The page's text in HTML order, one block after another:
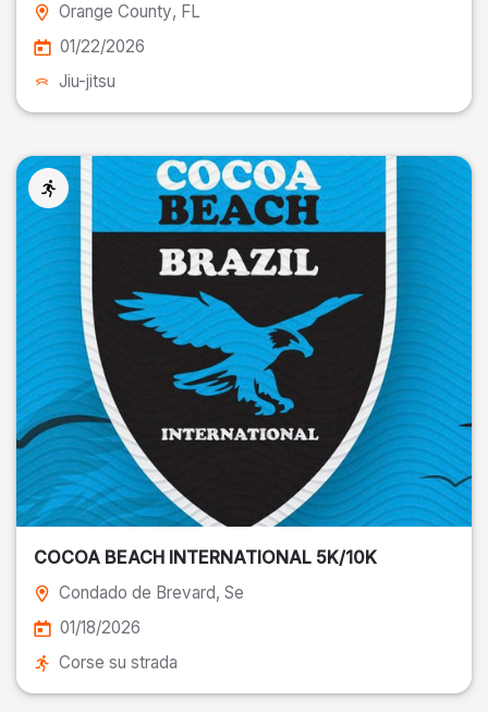
Orange County, FL
01/22/2026
Jiu-jitsu
COCOA BEACH INTERNATIONAL 5K/10K
Condado de Brevard, Se
01/18/2026
Corse su strada